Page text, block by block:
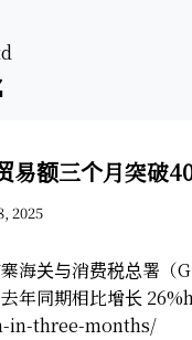
易额三个月突破
2025
海关与消费税总署（
年同期相比增长 26%
in-three-months/